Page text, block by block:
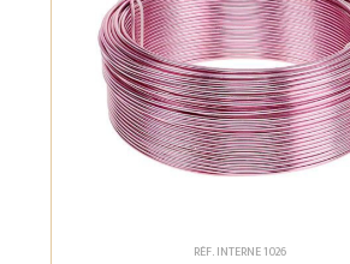
RÉF. INTERNE 1026